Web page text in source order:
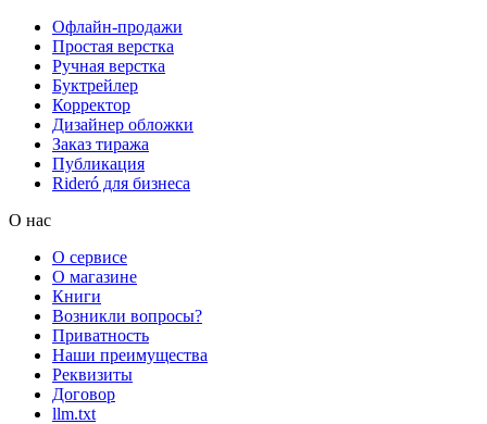
Офлайн-продажи
Простая верстка
Ручная верстка
Буктрейлер
Корректор
Дизайнер обложки
Заказ тиража
Публикация
Rideró для бизнеса
О нас
О сервисе
О магазине
Книги
Возникли вопросы?
Приватность
Наши преимущества
Реквизиты
Договор
llm.txt